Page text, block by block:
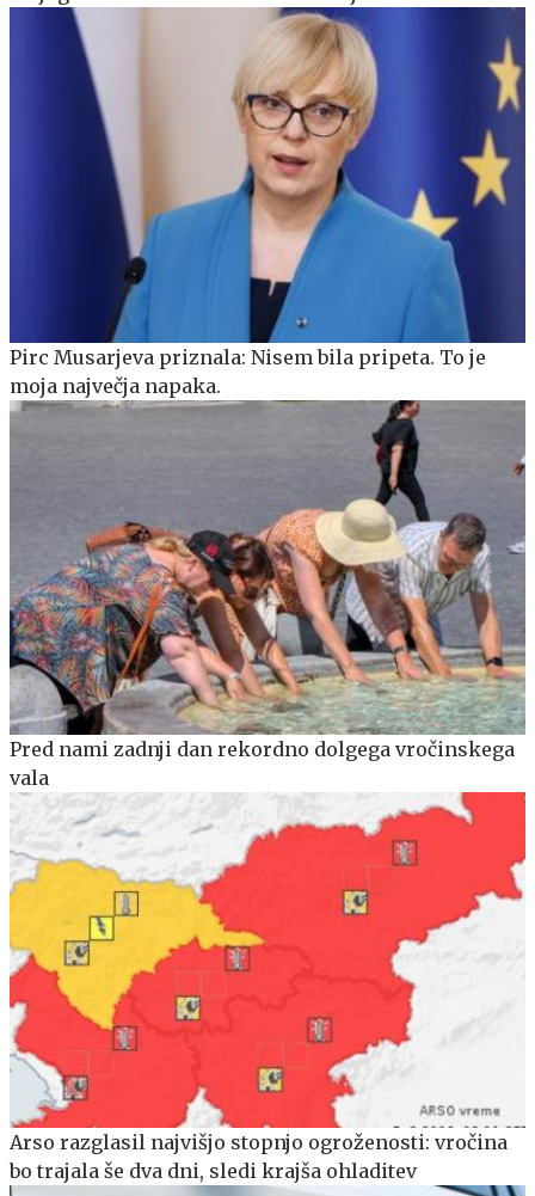
Pirc Musarjeva priznala: Nisem bila pripeta. To je
moja največja napaka.
Pred nami zadnji dan rekordno dolgega vročinskega
vala
Arso razglasil najvišjo stopnjo ogroženosti: vročina
bo trajala še dva dni, sledi krajša ohladitev